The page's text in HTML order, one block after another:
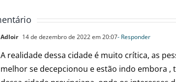
Adloir 14 de dezembro de 2022 em 20:07- Responder
A realidade dessa cidade é muito crítica, as
melhor se decepcionou e estão indo embora